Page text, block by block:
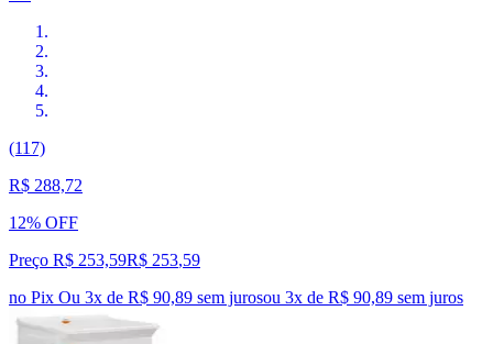
(117)
R$ 288,72
12% OFF
Preço R$ 253,59R$ 253,59
no Pix Ou 3x de R$ 90,89 sem jurosou 3x de R$ 90,89 sem juros